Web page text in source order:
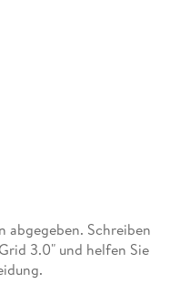
abgegeben. Schreiben
3.0" und helfen Sie